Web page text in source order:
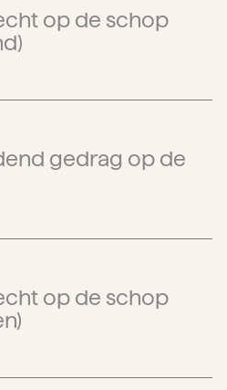
op de schop
gedrag op de
op de schop